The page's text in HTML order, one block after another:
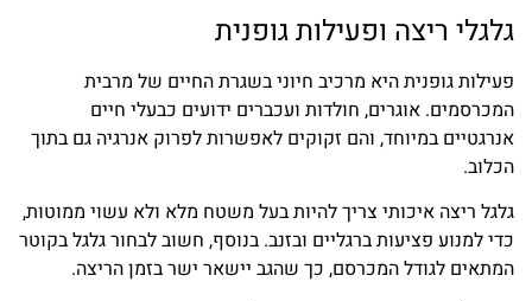
גלגלי ריצה ופעילות גופנית
פעילות גופנית היא מרכיב חיוני בשגרת החיים של מרבית
המכרסמים. אוגרים, חולדות ועכברים ידועים כבעלי חיים
אנרגטיים במיוחד, והם זקוקים לאפשרות לפרוק אנרגיה גם בתוך
הכלוב.
גלגל ריצה איכותי צריך להיות בעל משטח מלא ולא עשוי ממוטות,
כדי למנוע פציעות ברגליים ובזנב. בנוסף, חשוב לבחור גלגל בקוטר
המתאים לגודל המכרסם, כך שהגב יישאר ישר בזמן הריצה.